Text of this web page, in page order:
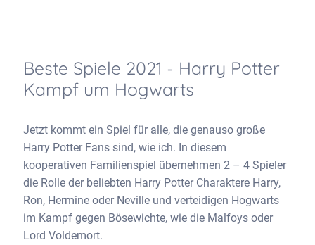
Beste Spiele 2021 - Harry Potter
Kampf um Hogwarts
Jetzt kommt ein Spiel für alle, die genauso große
Harry Potter Fans sind, wie ich. In diesem
kooperativen Familienspiel übernehmen 2 – 4 Spieler
die Rolle der beliebten Harry Potter Charaktere Harry,
Ron, Hermine oder Neville und verteidigen Hogwarts
im Kampf gegen Bösewichte, wie die Malfoys oder
Lord Voldemort.